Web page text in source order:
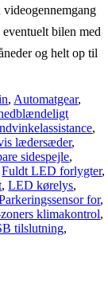
bilen med
og helt op til
, Automatgear,
,
lædersæder,
sidespejle,
Fuldt LED forlygter,
,LED kørelys,
for,
klimakontrol,
tilslutning,